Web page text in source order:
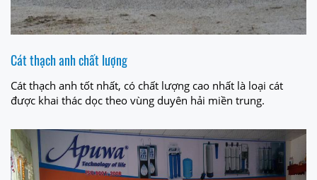
Cát thạch anh chất lượng
Cát thạch anh tốt nhất, có chất lượng cao nhất là loại cát
được khai thác dọc theo vùng duyên hải miền trung.